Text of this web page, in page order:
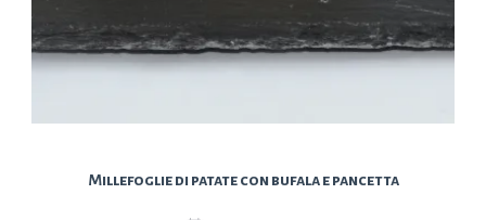
Millefoglie di patate con bufala e pancetta